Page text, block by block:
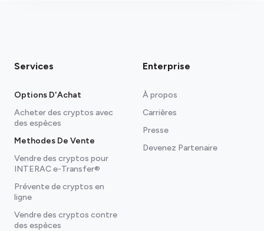
Services
Options D'Achat
Acheter des cryptos avec
des espèces
Methodes De Vente
Vendre des cryptos pour
INTERAC e-Transfer®
Prévente de cryptos en
ligne
Vendre des cryptos contre
des espèces
Enterprise
À propos
Carrières
Presse
Devenez Partenaire